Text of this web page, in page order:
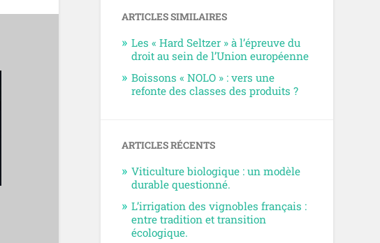
ARTICLES SIMILAIRES
Les « Hard Seltzer » à l’épreuve du
droit au sein de l’Union européenne
Boissons « NOLO » : vers une
refonte des classes des produits ?
ARTICLES RÉCENTS
Viticulture biologique : un modèle
durable questionné.
L’irrigation des vignobles français :
entre tradition et transition
écologique.